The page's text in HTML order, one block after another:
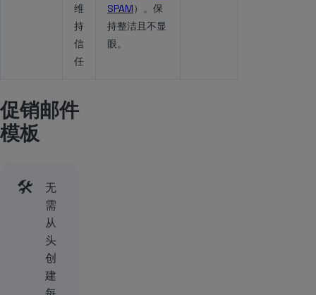
维
持
信
任
SPAM）。保
持整洁且不显
眼。
促销邮件
模板
🛠️
无
需
从
头
创
建